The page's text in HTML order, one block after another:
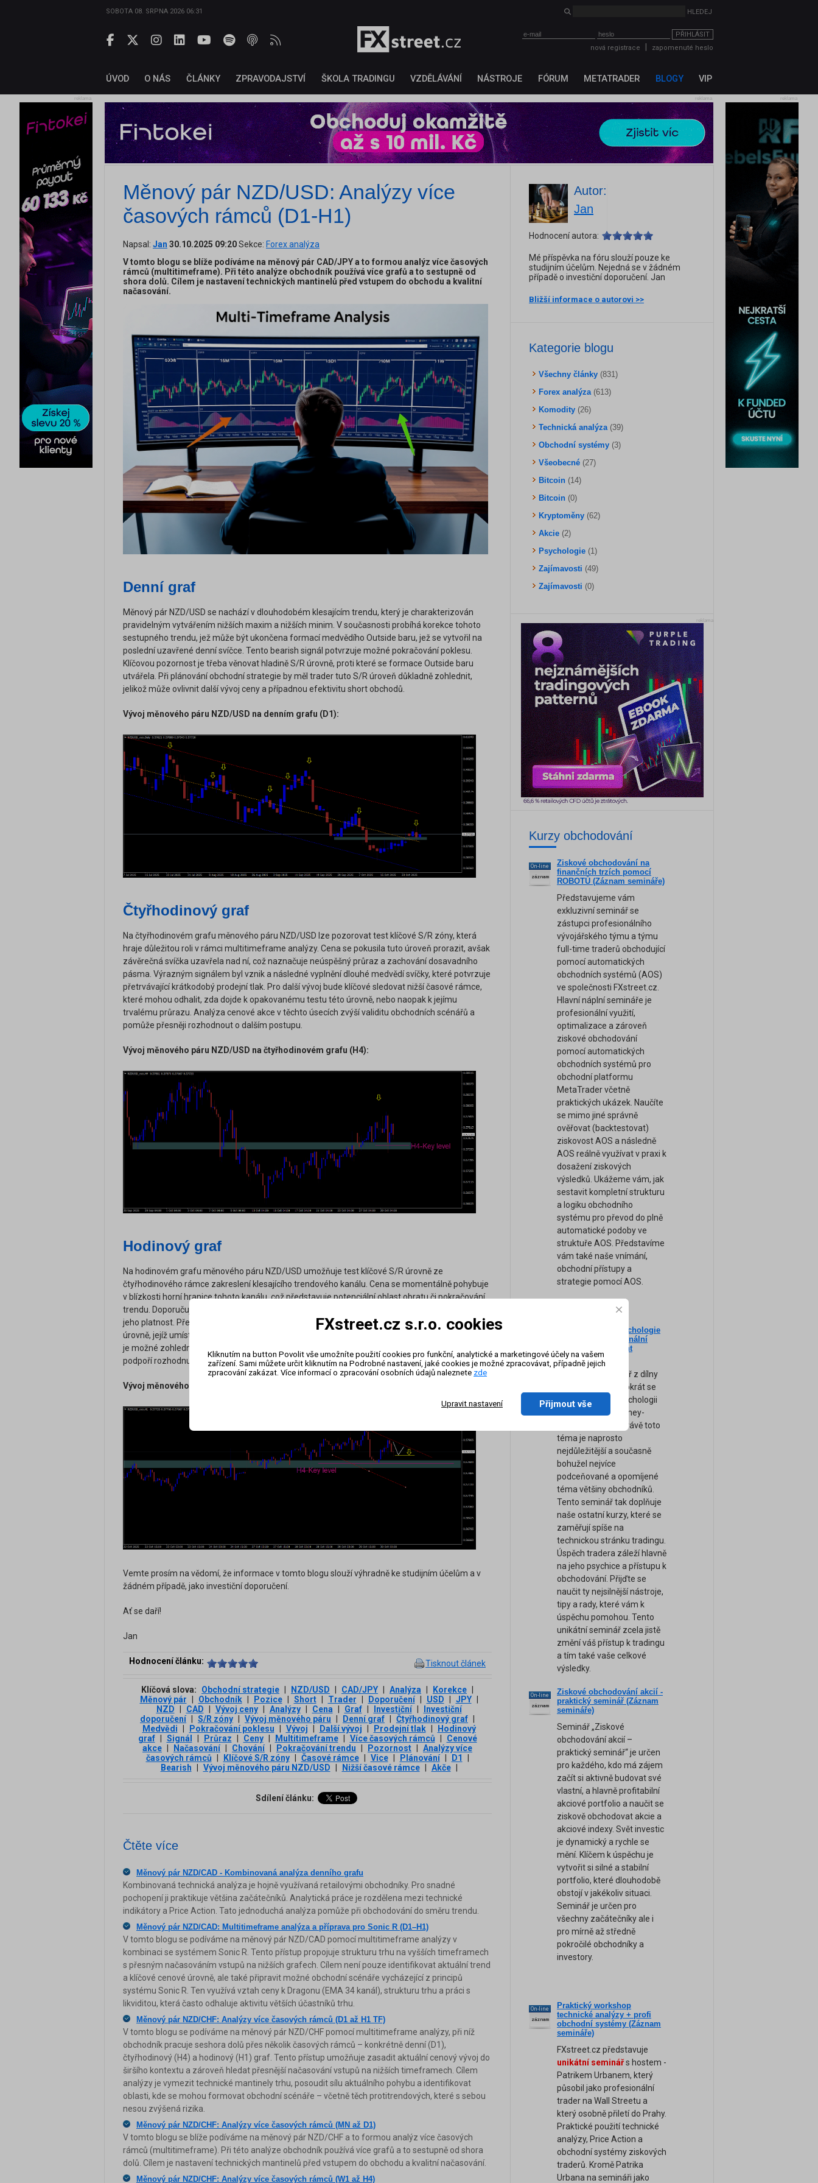
SOBOTA 08. SRPNA 2026 06:31
PŘIHLÁSIT
nová registrace
zapomenuté heslo
ÚVOD O NÁS ČLÁNKY ZPRAVODAJSTVÍ ŠKOLA TRADINGU VZDĚLÁVÁNÍ NÁSTROJE FÓRUM METATRADER BLOGY VIP
reklama reklama
reklama
Měnový pár NZD/USD: Analýzy více
časových rámců (D1-H1)
Napsal: Jan 30.10.2025 09:20Sekce: Forex analýza
V tomto blogu se blíže podíváme na měnový pár CAD/JPY a to formou analýz více časových
rámců (multitimeframe). Při této analýze obchodník používá více grafů a to sestupně od
shora dolů. Cílem je nastavení technických mantinelů před vstupem do obchodu a kvalitní
načasování.
Denní graf
Měnový pár NZD/USD se nachází v dlouhodobém klesajícím trendu, který je charakterizován
pravidelným vytvářením nižších maxim a nižších minim. V současnosti probíhá korekce tohoto
sestupného trendu, jež může být ukončena formací medvědího Outside baru, jež se vytvořil na
poslední uzavřené denní svíčce. Tento bearish signál potvrzuje možné pokračování poklesu.
Klíčovou pozornost je třeba věnovat hladině S/R úrovně, proti které se formace Outside baru
utvářela. Při plánování obchodní strategie by měl trader tuto S/R úroveň důkladně zohlednit,
jelikož může ovlivnit další vývoj ceny a případnou efektivitu short obchodů.
Vývoj měnového páru NZD/USD na denním grafu (D1):
Čtyřhodinový graf
Na čtyřhodinovém grafu měnového páru NZD/USD lze pozorovat test klíčové S/R zóny, která
hraje důležitou roli v rámci multitimeframe analýzy. Cena se pokusila tuto úroveň prorazit, avšak
závěrečná svíčka uzavřela nad ní, což naznačuje neúspěšný průraz a zachování dosavadního
pásma. Výrazným signálem byl vznik a následné vyplnění dlouhé medvědí svíčky, které potvrzuje
přetrvávající krátkodobý prodejní tlak. Pro další vývoj bude klíčové sledovat nižší časové rámce,
které mohou odhalit, zda dojde k opakovanému testu této úrovně, nebo naopak k jejímu
trvalému průrazu. Analýza cenové akce v těchto úsecích zvýší validitu obchodních scénářů a
pomůže přesněji rozhodnout o dalším postupu.
Vývoj měnového páru NZD/USD na čtyřhodinovém grafu (H4):
Hodinový graf
Na hodinovém grafu měnového páru NZD/USD umožňuje test klíčové S/R úrovně ze
čtyřhodinového rámce zakreslení klesajícího trendového kanálu. Cena se momentálně pohybuje
v blízkosti horní hranice tohoto kanálu, což představuje potenciální oblast obratu či pokračování
trendu. Doporučuji sledovat, zda bude cenové chování odpovídat hranicím kanálu a potvrzovat
jeho platnost. Před realizací vstupu do pozice je vhodné vyčkat na vytvoření sekundární S/R
úrovně, jejíž umístění lze přibližně určit podle níže uvedeného grafického zobrazení. Alternativně
je možné zohlednit jinou obchodní taktiku, například na základě svíčkových formací, které
podpoří rozhodnutí o vstupu.
Vývoj měnového páru NZD/USD na hodinovém grafu (H1):
Vemte prosím na vědomí, že informace v tomto blogu slouží výhradně ke studijním účelům a v
žádném případě, jako investiční doporučení.
Ať se daří!
Jan
Hodnocení článku: Tisknout článek
Klíčová slova: Obchodní strategie NZD/USD CAD/JPY Analýza Korekce
Měnový pár
Obchodník Pozice Short Trader Doporučení USD JPY
NZD
CAD Vývoj ceny Analýzy Cena Graf Investiční
Investiční
doporučení
S/R zóny Vývoj měnového páru Denní graf Čtyřhodinový graf
Medvědi
Pokračování poklesu Vývoj Další vývoj Prodejní tlak
Hodinový
graf
Signál Průraz Ceny Multitimeframe Více časových rámců
Cenové
akce
Načasování Chování Pokračování trendu Pozornost
Analýzy více
časových rámců
Klíčové S/R zóny Časové rámce Vice Plánování D1
Bearish
Vývoj měnového páru NZD/USD Nižší časové rámce Akče
Sdílení článku:
Čtěte více
Měnový pár NZD/CAD - Kombinovaná analýza denního grafu
Kombinovaná technická analýza je hojně využívaná retailovými obchodníky. Pro snadné
pochopení ji praktikuje většina začátečníků. Analytická práce je rozdělena mezi technické
indikátory a Price Action. Tato jednoduchá analýza pomůže při obchodování do směru trendu.
Měnový pár NZD/CAD: Multitimeframe analýza a příprava pro Sonic R (D1–H1)
V tomto blogu se podíváme na měnový pár NZD/CAD pomocí multitimeframe analýzy v
kombinaci se systémem Sonic R. Tento přístup propojuje strukturu trhu na vyšších timeframech
s přesným načasováním vstupů na nižších grafech. Cílem není pouze identifikovat aktuální trend
a klíčové cenové úrovně, ale také připravit možné obchodní scénáře vycházející z principů
systému Sonic R. Ten využívá vztah ceny k Dragonu (EMA 34 kanál), strukturu trhu a práci s
likviditou, která často odhaluje aktivitu větších účastníků trhu.
Měnový pár NZD/CHF: Analýzy více časových rámců (D1 až H1 TF)
V tomto blogu se podíváme na měnový pár NZD/CHF pomocí multitimeframe analýzy, při níž
obchodník pracuje seshora dolů přes několik časových rámců – konkrétně denní (D1),
čtyřhodinový (H4) a hodinový (H1) graf. Tento přístup umožňuje zasadit aktuální cenový vývoj do
širšího kontextu a zároveň hledat přesnější načasování vstupů na nižších timeframech. Cílem
analýzy je vymezit technické mantinely trhu, posoudit sílu aktuálního pohybu a identifikovat
oblasti, kde se mohou formovat obchodní scénáře – včetně těch protitrendových, které s sebou
nesou zvýšená rizika.
Měnový pár NZD/CHF: Analýzy více časových rámců (MN až D1)
V tomto blogu se blíže podíváme na měnový pár NZD/CHF a to formou analýz více časových
rámců (multitimeframe). Při této analýze obchodník používá více grafů a to sestupně od shora
dolů. Cílem je nastavení technických mantinelů před vstupem do obchodu a kvalitní načasování.
Měnový pár NZD/CHF: Analýzy více časových rámců (W1 až H4)
Autor:
Jan
Hodnocení autora:
Mé příspěvka na fóru slouží pouze ke
studijním účelům. Nejedná se v žádném
případě o investiční doporučení. Jan
Bližší informace o autorovi >>
Kategorie blogu
Všechny články (831)
Forex analýza(613)
Komodity (26)
Technická analýza(39)
Obchodní systémy (3)
Všeobecné (27)
Bitcoin (14)
Bitcoin (0)
Kryptoměny (62)
Akcie (2)
Psychologie (1)
Zajímavosti (49)
Zajímavosti (0)
reklama
Kurzy obchodování
On-line
záznam
Ziskové obchodování na
finančních trzích pomocí
ROBOTŮ (Záznam semináře)
Představujeme vám
exkluzivní seminář se
zástupci profesionálního
vývojářského týmu a týmu
full-time traderů obchodující
pomocí automatických
obchodních systémů (AOS)
ve společnosti FXstreet.cz.
Hlavní náplní semináře je
profesionální využití,
optimalizace a zároveň
ziskové obchodování
pomocí automatických
obchodních systémů pro
obchodní platformu
MetaTrader včetně
praktických ukázek. Naučíte
se mimo jiné správně
ověřovat (backtestovat)
ziskovost AOS a následně
AOS reálně využívat v praxi k
dosažení ziskových
výsledků. Ukážeme vám, jak
sestavit kompletní strukturu
a logiku obchodního
systému pro převod do plně
automatické podoby ve
struktuře AOS. Představíme
vám také naše vnímání,
obchodní přístupy a
strategie pomocí AOS.
Nový seminář: Psychologie
tradingu a profesionální
Money-Management
(Záznam semináře)
Zcela nový seminář z dílny
FXstreet.cz a tentokrát se
zaměřením na psychologii
obchodování a money-
management. A právě toto
téma je naprosto
nejdůležitější a současně
bohužel nejvíce
podceňované a opomíjené
téma většiny obchodníků.
Tento seminář tak doplňuje
naše ostatní kurzy, které se
zaměřují spíše na
technickou stránku tradingu.
Úspěch tradera záleží hlavně
na jeho psychice a přístupu k
obchodování. Přijďte se
naučit ty nejsilnější nástroje,
tipy a rady, které vám k
úspěchu pomohou. Tento
unikátní seminář zcela jistě
změní váš přístup k tradingu
a tím také vaše celkové
výsledky.
On-line
záznam
Ziskové obchodování akcií -
praktický seminář (Záznam
semináře)
Seminář „Ziskové
obchodování akcií –
praktický seminář“ je určen
pro každého, kdo má zájem
začít si aktivně budovat své
vlastní, a hlavně profitabilní
akciové portfolio a naučit se
ziskově obchodovat akcie a
akciové indexy. Svět investic
je dynamický a rychle se
mění. Klíčem k úspěchu je
vytvořit si silné a stabilní
portfolio, které dlouhodobě
obstojí v jakékoliv situaci.
Seminář je určen pro
všechny začátečníky ale i
pro mírně až středně
pokročilé obchodníky a
investory.
On-line
záznam
Praktický workshop
technické analýzy + profi
obchodní systémy (Záznam
semináře)
FXstreet.cz představuje
unikátní seminářs hostem -
Patrikem Urbanem, který
působil jako profesionální
trader na Wall Streetu a
který osobně přiletí do Prahy.
Praktické použití technické
analýzy, Price Action a
obchodní systémy ziskových
traderů. Kromě Patrika
Urbana na semináři jako
FXstreet.cz s.r.o. cookies
Kliknutím na button Povolit vše umožníte použití cookies pro funkční, analytické a marketingové účely na vašem
zařízení. Sami můžete určit kliknutím na Podrobné nastavení, jaké cookies je možné zpracovávat, případně jejich
zpracování zakázat. Více informací o zpracování osobních údajů naleznete zde
Upravit nastavení Přijmout vše